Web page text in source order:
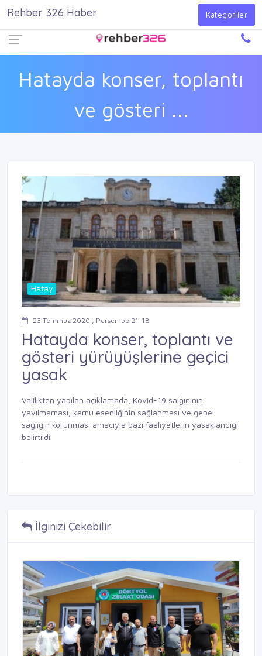
Giriş Yap
Hatayda konser, toplantı
ve gösteri ...
Rehber 326 Haber Kategoriler
Hatay
23 Temmuz 2020 , Perşembe 21:18
Hatayda konser, toplantı ve
gösteri yürüyüşlerine geçici
yasak
Valilikten yapılan açıklamada, Kovid-19 salgınının
yayılmaması, kamu esenliğinin sağlanması ve genel
sağlığın korunması amacıyla bazı faaliyetlerin yasaklandığı
belirtildi.
İlginizi Çekebilir